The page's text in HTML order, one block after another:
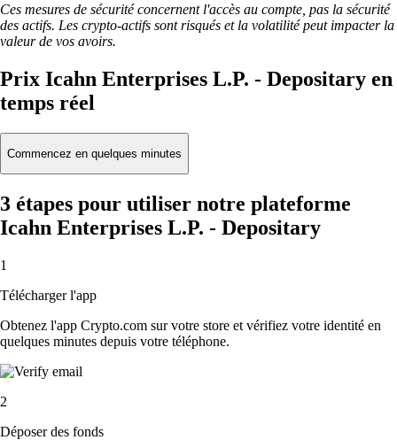
Ces mesures de sécurité concernent l'accès au compte, pas la sécurité
des actifs. Les crypto-actifs sont risqués et la volatilité peut impacter la
valeur de vos avoirs.
Prix Icahn Enterprises L.P. - Depositary en
temps réel
Commencez en quelques minutes
3 étapes pour utiliser notre plateforme
Icahn Enterprises L.P. - Depositary
1
Télécharger l'app
Obtenez l'app Crypto.com sur votre store et vérifiez votre identité en
quelques minutes depuis votre téléphone.
2
Déposer des fonds